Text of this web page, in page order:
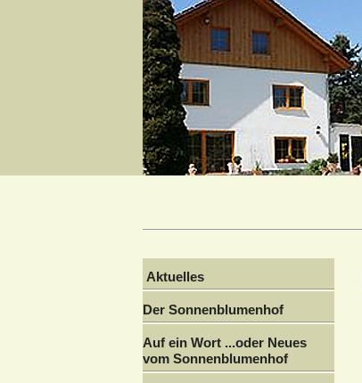
Aktuelles
Der Sonnenblumenhof
Auf ein Wort ...oder Neues
vom Sonnenblumenhof